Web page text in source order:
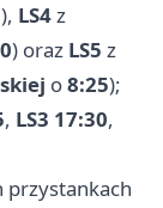
), LS4z
) oraz LS5 z
o8:25);
, LS3 17:30,
przystankach